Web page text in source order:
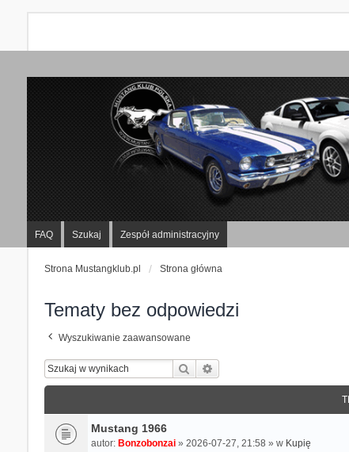
FAQ Szukaj Zespół administracyjny
Strona Mustangklub.pl Strona główna
Tematy bez odpowiedzi
Wyszukiwanie zaawansowane
Szukaj
Mustang 1966
autor: Bonzobonzai» 2026-07-27, 21:58 » w Kupię